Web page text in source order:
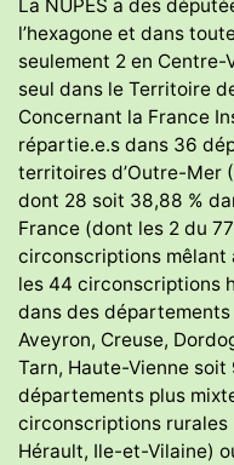
La NUPES a des
l’hexagone et dans
seulement 2 en Centre-
seul dans le Territoire
Concernant la France
répartie.e.s dans 36
territoires d’Outre-Mer
dont 28 soit 38,88 %
France (dont les 2 du
circonscriptions mêlant
les 44 circonscriptions
dans des départements
Aveyron, Creuse,
Tarn, Haute-Vienne
départements plus
circonscriptions rurales
Hérault, Ile-et-Vilaine)